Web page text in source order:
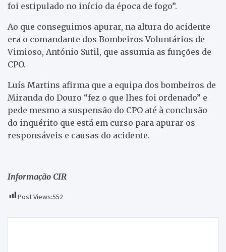
foi estipulado no início da época de fogo”.
Ao que conseguimos apurar, na altura do acidente
era o comandante dos Bombeiros Voluntários de
Vimioso, António Sutil, que assumia as funções de
CPO.
Luís Martins afirma que a equipa dos bombeiros de
Miranda do Douro “fez o que lhes foi ordenado” e
pede mesmo a suspensão do CPO até à conclusão
do inquérito que está em curso para apurar os
responsáveis e causas do acidente.
Informação CIR
Post Views:552